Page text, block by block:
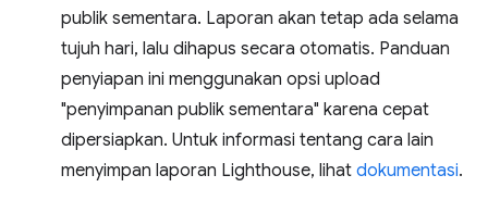
publik sementara. Laporan akan tetap ada selama
tujuh hari, lalu dihapus secara otomatis. Panduan
penyiapan ini menggunakan opsi upload
"penyimpanan publik sementara" karena cepat
dipersiapkan. Untuk informasi tentang cara lain
menyimpan laporan Lighthouse, lihat dokumentasi.